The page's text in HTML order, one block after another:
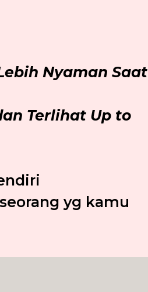
Nyaman Saat
Terlihat Up to
yg kamu